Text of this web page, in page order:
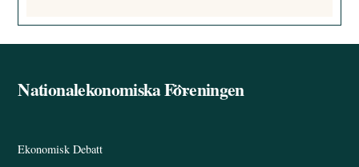
Back
Nationalekonomiska Föreningen
Ekonomisk Debatt